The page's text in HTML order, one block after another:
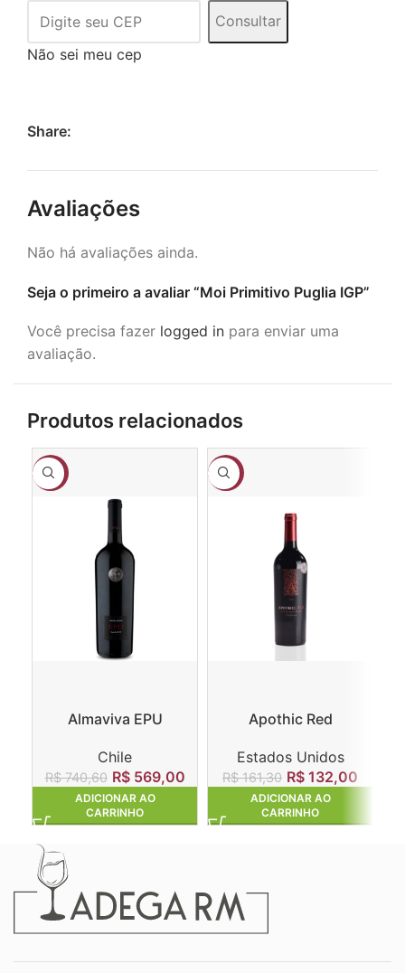
Consultar
Não sei meu cep
Share:
Avaliações
Não há avaliações ainda.
Seja o primeiro a avaliar “Moi Primitivo Puglia IGP”
Você precisa fazer logged in para enviar uma
avaliação.
Produtos relacionados
-23%
Almaviva EPU
Chile
R$740,60 R$569,00
ADICIONAR AO
CARRINHO
-18%
Apothic Red
Estados Unidos
R$161,30 R$ 132,00
ADICIONAR AO
CARRINHO